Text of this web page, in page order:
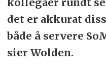
det er akkurat
både å servere
sier Wolden.